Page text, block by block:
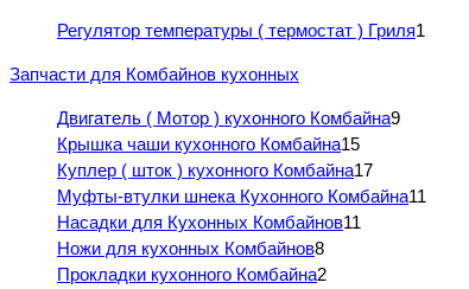
Регулятор температуры ( термостат ) Гриля1
Запчасти для Комбайнов кухонных
Двигатель ( Мотор ) кухонного Комбайна9
Крышка чаши кухонного Комбайна15
Куплер ( шток ) кухонного Комбайна17
Муфты-втулки шнека Кухонного Комбайна11
Насадки для Кухонных Комбайнов11
Ножи для кухонных Комбайнов8
Прокладки кухонного Комбайна2